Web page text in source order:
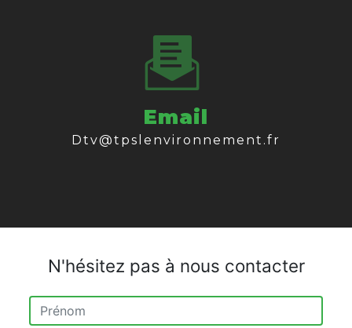
Email
dtv@tpslenvironnement.fr
N'hésitez pas à nous contacter